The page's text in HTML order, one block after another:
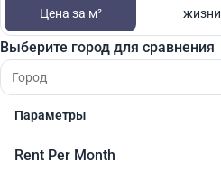
Цена за м²
жизни
Выберите город для сравнения
Параметры
Rent Per Month